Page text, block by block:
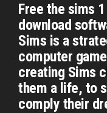
Free the sims
download
Sims is a
computer
creating Sims
them a life, to
comply their